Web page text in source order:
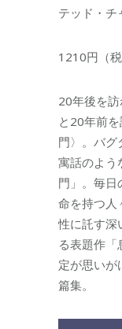
テッド・
1210円（税
20年後を訪
と20年前
門〉。バグ
寓話のよう
門」。毎日
命を持つ人
性に託す深
る表題作
定が思いが
篇集。